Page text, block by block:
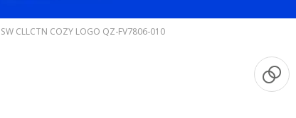
CLLCTN COZY LOGO QZ-FV7806-010